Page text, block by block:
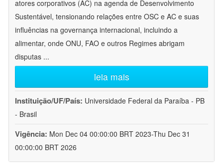
atores corporativos (AC) na agenda de Desenvolvimento
Sustentável, tensionando relações entre OSC e AC e suas
influências na governança internacional, incluindo a
alimentar, onde ONU, FAO e outros Regimes abrigam
disputas ...
leia mais
Instituição/UF/País: Universidade Federal da Paraíba - PB
- Brasil
Vigência: Mon Dec 04 00:00:00 BRT 2023-Thu Dec 31
00:00:00 BRT 2026